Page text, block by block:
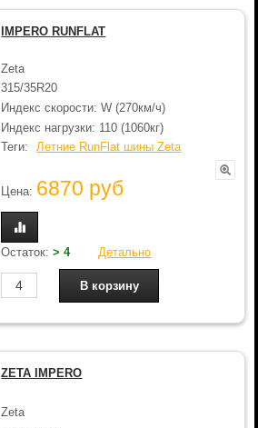
IMPERO RUNFLAT
Zeta
315/35R20
Индекс скорости: W (270км/ч)
Индекс нагрузки: 110 (1060кг)
Теги:
Летние RunFlat шины Zeta
Цена: 6870 руб
Остаток:> 4 Детально
ZETA IMPERO
Zeta